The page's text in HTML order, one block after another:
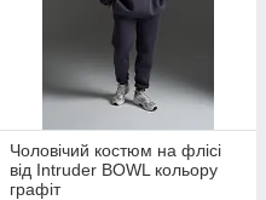
Чоловічий костюм на флісі
від Intruder BOWL кольору
графіт